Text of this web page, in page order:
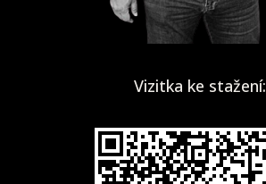
Vizitka ke stažení: